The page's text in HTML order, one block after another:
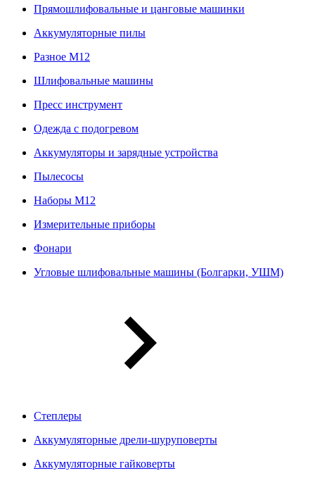
Прямошлифовальные и цанговые машинки
Аккумуляторные пилы
Разное M12
Шлифовальные машины
Пресс инструмент
Одежда с подогревом
Аккумуляторы и зарядные устройства
Пылесосы
Наборы М12
Измерительные приборы
Фонари
Угловые шлифовальные машины (Болгарки, УШМ)
Степлеры
Аккумуляторные дрели-шуруповерты
Аккумуляторные гайковерты